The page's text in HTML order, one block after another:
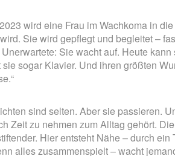
wird eine Frau im Wachkoma in
Sie wird gepflegt und begleitet –
Sie wacht auf. Heute
sogar Klavier. Und ihren größten
sind selten. Aber sie passieren.
Zeit zu nehmen zum Alltag gehört.
Hier entsteht Nähe – durch ein
alles zusammenspielt – wacht